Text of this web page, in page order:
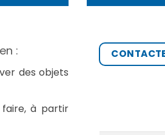
:
des objets
faire, à partir